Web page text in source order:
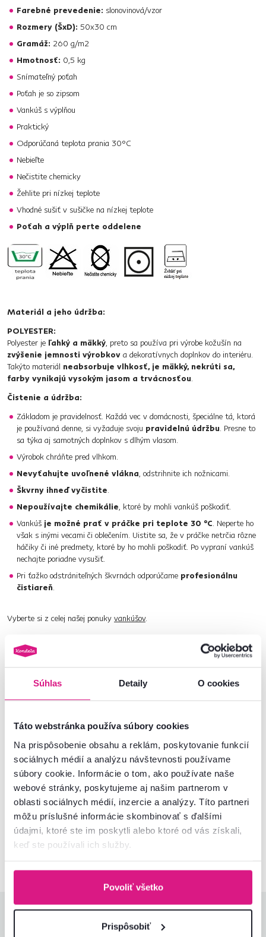
Súhlas Detaily O cookies
Táto webstránka používa súbory cookies
Na prispôsobenie obsahu a reklám, poskytovanie funkcií
sociálnych médií a analýzu návštevnosti používame
súbory cookie. Informácie o tom, ako používate naše
webové stránky, poskytujeme aj našim partnerom v
oblasti sociálnych médií, inzercie a analýzy. Títo partneri
môžu príslušné informácie skombinovať s ďalšími
údajmi, ktoré ste im poskytli alebo ktoré od vás získali,
keď ste používali ich služby.
Povoliť všetko
Prispôsobiť
Farebné prevedenie: slonovinová/vzor
Rozmery (ŠxD): 50x30 cm
Gramáž: 260 g/m2
Hmotnosť: 0,5 kg
Snímateľný poťah
Poťah je so zipsom
Vankúš s výplňou
Praktický
Odporúčaná teplota prania 30°C
Nebieľte
Nečistite chemicky
Žehlite pri nízkej teplote
Vhodné sušiť v sušičke na nízkej teplote
Poťah a výplň perte oddelene
Materiál a jeho údržba:
POLYESTER:
Polyester je ľahký a mäkký, preto sa používa pri výrobe kožušín na
zvýšenie jemnosti výrobkov a dekoratívnych doplnkov do interiéru.
Takýto materiál neabsorbuje vlhkosť, je mäkký, nekrúti sa,
farby vynikajú vysokým jasom a trvácnosťou.
Čistenie a údržba:
Základom je pravidelnosť. Každá vec v domácnosti, špeciálne tá, ktorá
je používaná denne, si vyžaduje svoju pravidelnú údržbu. Presne to
sa týka aj samotných doplnkov s dlhým vlasom.
Výrobok chráňte pred vlhkom.
Nevyťahujte uvoľnené vlákna, odstrihnite ich nožnicami.
Škvrny ihneď vyčistite.
Nepoužívajte chemikálie, ktoré by mohli vankúš poškodiť.
Vankúš je možné prať v práčke pri teplote 30 °C. Neperte ho
však s inými vecami či oblečením. Uistite sa, že v práčke netrčia rôzne
háčiky či iné predmety, ktoré by ho mohli poškodiť. Po vypraní vankúš
nechajte poriadne vysušiť.
Pri ťažko odstrániteľných škvrnách odporúčame profesionálnu
čistiareň.
Vyberte si z celej našej ponuky vankúšov.
Číslo produktu : 0000400714
Základné parametre
Rozmery a špecifikácie
Informácie o balení
Nenašli ste požadované informácie?
Kontaktujte nás a my vám radi poradíme
02/ 40 100 100
Hodnotenia produktu